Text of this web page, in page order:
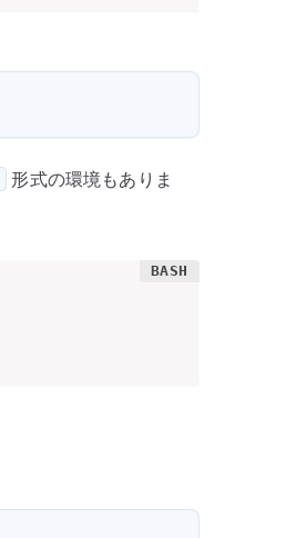
形式の環境もありま